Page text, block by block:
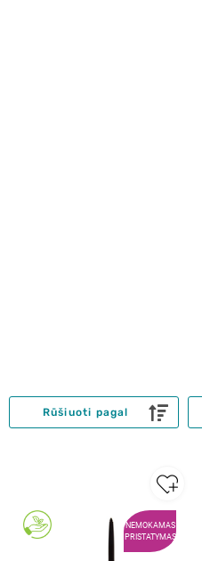
Rūšiuoti pagal
NEMOKAMAS
PRISTATYMAS